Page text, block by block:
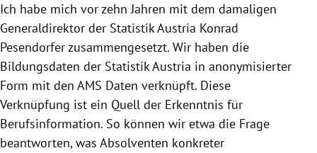
Ich habe mich vor zehn Jahren mit dem damaligen
Generaldirektor der Statistik Austria Konrad
Pesendorfer zusammengesetzt. Wir haben die
Bildungsdaten der Statistik Austria in anonymisierter
Form mit den AMS Daten verknüpft. Diese
Verknüpfung ist ein Quell der Erkenntnis für
Berufsinformation. So können wir etwa die Frage
beantworten, was Absolventen konkreter